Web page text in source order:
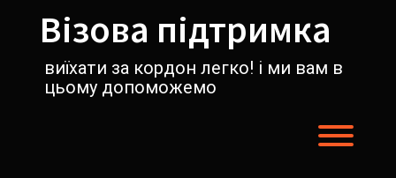
содержимомуВізова підтримка
виїхати за кордон легко! і ми вам в
цьому допоможемо